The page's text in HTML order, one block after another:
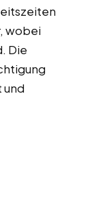
wobei
Die
und